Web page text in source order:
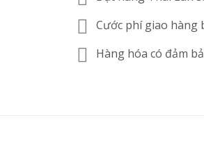
Cước phí giao hàng
Hàng hóa có đảm